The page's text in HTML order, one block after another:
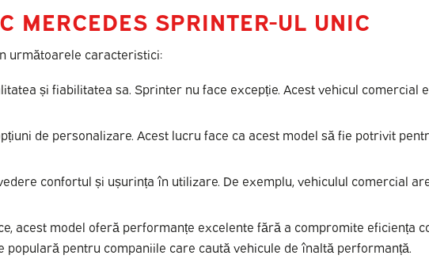
MERCEDES SPRINTER-UL UNIC
următoarele caracteristici:
și fiabilitatea sa. Sprinter nu face excepție. Acest vehicul comercial
de personalizare. Acest lucru face ca acest model să fie potrivit
confortul și ușurința în utilizare. De exemplu, vehiculul comercial
acest model oferă performanțe excelente fără a compromite eficiența
pentru companiile care caută vehicule de înaltă performanță.